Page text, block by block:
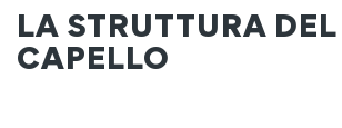
LA STRUTTURA DEL
CAPELLO